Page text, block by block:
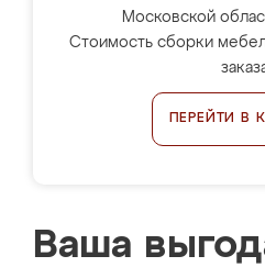
Московской
Стоимость сборки
ПЕРЕЙТИ В
Ваша